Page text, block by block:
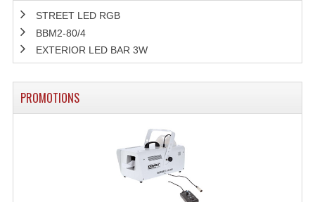
STREET LED RGB
BBM2-80/4
EXTERIOR LED BAR 3W
PROMOTIONS